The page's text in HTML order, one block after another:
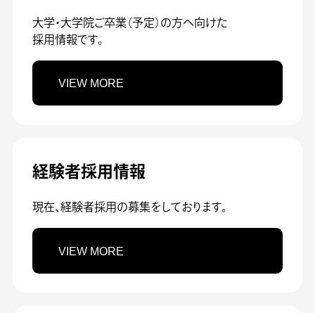
大学・大学院ご卒業（予定）の方へ向けた
採用情報です。
VIEW MORE
経験者採用情報
現在、経験者採用の募集をしております。
VIEW MORE